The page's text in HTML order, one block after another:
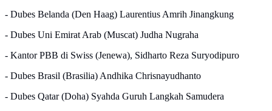
- Dubes Belanda (Den Haag) Laurentius Amrih Jinangkung
- Dubes Uni Emirat Arab (Muscat) Judha Nugraha
- Kantor PBB di Swiss (Jenewa), Sidharto Reza Suryodipuro
- Dubes Brasil (Brasilia) Andhika Chrisnayudhanto
- Dubes Qatar (Doha) Syahda Guruh Langkah Samudera